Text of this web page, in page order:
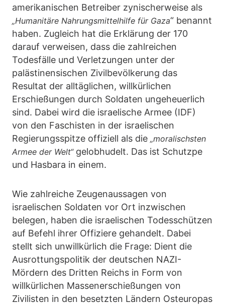
amerikanischen Betreiber zynischerweise als
„Humanitäre Nahrungsmittelhilfe für Gaza“ benannt
haben. Zugleich hat die Erklärung der 170
darauf verweisen, dass die zahlreichen
Todesfälle und Verletzungen unter der
palästinensischen Zivilbevölkerung das
Resultat der alltäglichen, willkürlichen
Erschießungen durch Soldaten ungeheuerlich
sind. Dabei wird die israelische Armee (IDF)
von den Faschisten in der israelischen
Regierungsspitze offiziell als die „moralischsten
Armee der Welt“ gelobhudelt. Das ist Schutzpe
und Hasbara in einem.
Wie zahlreiche Zeugenaussagen von
israelischen Soldaten vor Ort inzwischen
belegen, haben die israelischen Todesschützen
auf Befehl ihrer Offiziere gehandelt. Dabei
stellt sich unwillkürlich die Frage: Dient die
Ausrottungspolitik der deutschen NAZI-
Mördern des Dritten Reichs in Form von
willkürlichen Massenerschießungen von
Zivilisten in den besetzten Ländern Osteuropas